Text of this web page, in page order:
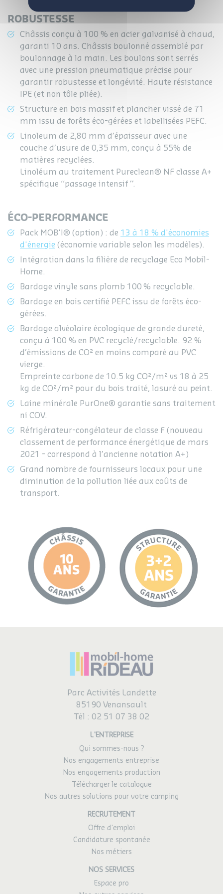
Notre équipe
ROBUSTESSE
Châssis conçu à 100 % en acier galvanisé à chaud,
garanti 10 ans. Châssis boulonné assemblé par
boulonnage à la main. Les boulons sont serrés
avec une pression pneumatique précise pour
garantir robustesse et longévité. Haute résistance
IPE (et non tôle pliée).
Structure en bois massif et plancher vissé de 71
mm issu de forêts éco-gérées et labellisées PEFC.
Linoleum de 2,80 mm d’épaisseur avec une
couche d’usure de 0,35 mm, conçu à 55% de
matières recyclées.
Linoléum au traitement Pureclean® NF classe A+
spécifique ‘‘passage intensif ’’.
ÉCO-PERFORMANCE
Pack MOB'I® (option) : de 13 à 18 % d'économies
d'énergie (économie variable selon les modèles).
Intégration dans la filière de recyclage Eco Mobil-
Home.
Bardage vinyle sans plomb 100 % recyclable.
Bardage en bois certifié PEFC issu de forêts éco-
gérées.
Bardage alvéolaire écologique de grande dureté,
conçu à 100 % en PVC recyclé/recyclable. 92 %
d’émissions de CO² en moins comparé au PVC
vierge.
Empreinte carbone de 10.5 kg CO²/m² vs 18 à 25
kg de CO²/m² pour du bois traité, lasuré ou peint.
Laine minérale PurOne® garantie sans traitement
ni COV.
Réfrigérateur-congélateur de classe F (nouveau
classement de performance énergétique de mars
2021 - correspond à l’ancienne notation A+)
Grand nombre de fournisseurs locaux pour une
diminution de la pollution liée aux coûts de
transport.
Parc Activités Landette
85190 Venansault
Tél : 02 51 07 38 02
L'ENTREPRISE
Qui sommes-nous ?
Nos engagements entreprise
Nos engagements production
Télécharger le catalogue
Nos autres solutions pour votre camping
RECRUTEMENT
Offre d'emploi
Candidature spontanée
Nos métiers
NOS SERVICES
Espace pro